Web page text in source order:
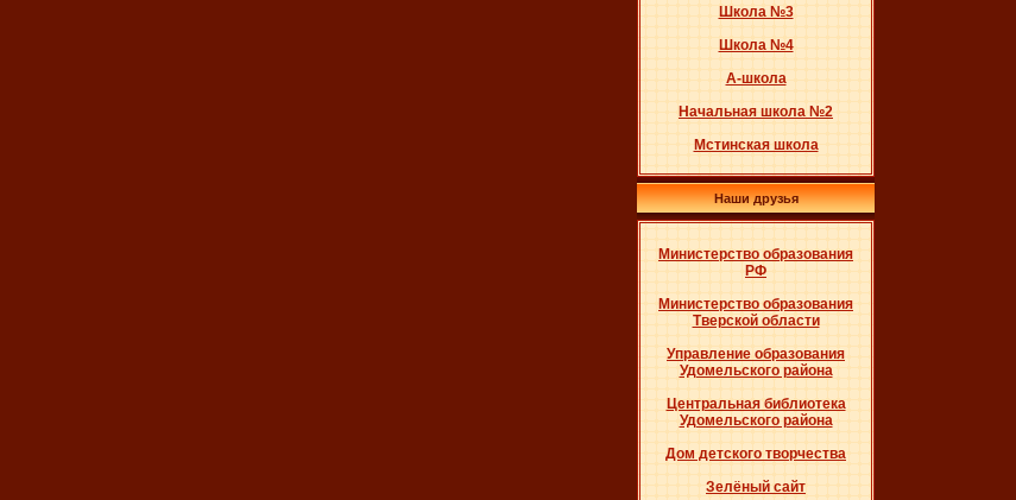
Школа №3
Школа №4
А-школа
Начальная школа №2
Мстинская школа
Наши друзья
Министерство образования
РФ
Министерство образования
Тверской области
Управление образования
Удомельского района
Центральная библиотека
Удомельского района
Дом детского творчества
Зелёный сайт